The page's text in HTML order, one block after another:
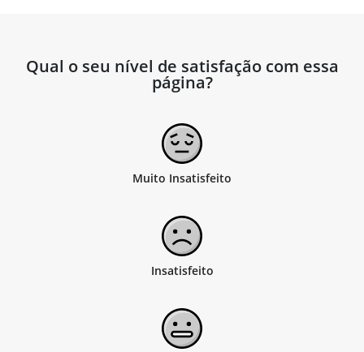
Qual o seu nível de satisfação com essa
página?